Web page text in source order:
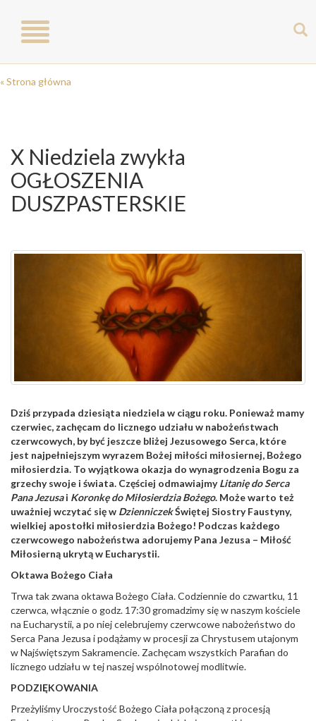
Toggle
navigation
« Strona główna
X Niedziela zwykła
OGŁOSZENIA
DUSZPASTERSKIE
Dziś przypada dziesiąta niedziela w ciągu roku. Ponieważ mamy
czerwiec, zachęcam do licznego udziału w nabożeństwach
czerwcowych, by być jeszcze bliżej Jezusowego Serca, które
jest najpełniejszym wyrazem Bożej miłości miłosiernej, Bożego
miłosierdzia. To wyjątkowa okazja do wynagrodzenia Bogu za
grzechy swoje i świata. Częściej odmawiajmyLitanię do Serca
Pana Jezusai Koronkę do Miłosierdzia Bożego. Może warto też
uważniej wczytać się w DzienniczekŚwiętej Siostry Faustyny,
wielkiej apostołki miłosierdzia Bożego! Podczas każdego
czerwcowego nabożeństwa adorujemy Pana Jezusa – Miłość
Miłosierną ukrytą w Eucharystii.
Oktawa Bożego Ciała
Trwa tak zwana oktawa Bożego Ciała. Codziennie do czwartku, 11
czerwca, włącznie o godz. 17:30 gromadzimy się w naszym kościele
na Eucharystii, a po niej celebrujemy czerwcowe nabożeństwo do
Serca Pana Jezusa i podążamy w procesji za Chrystusem utajonym
w Najświętszym Sakramencie. Zachęcam wszystkich Parafian do
licznego udziału w tej naszej wspólnotowej modlitwie.
PODZIĘKOWANIA
Przeżyliśmy Uroczystość Bożego Ciała połączoną z procesją